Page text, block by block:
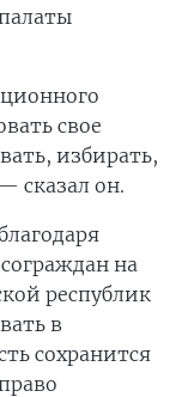
свое
избирать,
сказал он.
на
республик
в
сохранится